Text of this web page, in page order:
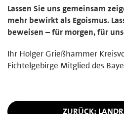
Lassen Sie uns gemeinsam
mehr bewirkt als Egoismus.
beweisen – für morgen, für
Ihr Holger Grießhammer
Fichtelgebirge Mitglied des
ZURÜCK: